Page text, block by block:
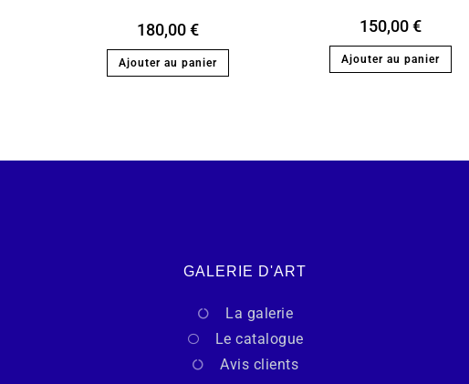
180,00€
Ajouter au panier
150,00€
Ajouter au panier
GALERIE D'ART
La galerie
Le catalogue
Avis clients